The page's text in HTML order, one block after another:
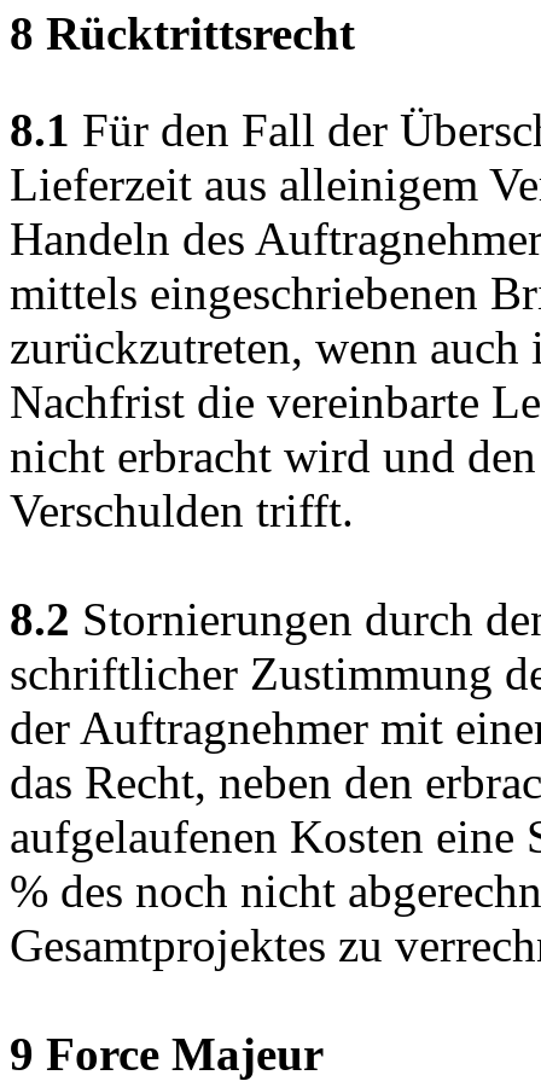
8 Rücktrittsrecht
8.1 Für den Fall der
Lieferzeit aus alleinigem
Handeln des
mittels eingeschriebenen
zurückzutreten, wenn auch
Nachfrist die vereinbarte
nicht erbracht wird und
Verschulden trifft.
8.2 Stornierungen durch
schriftlicher Zustimmung
der Auftragnehmer mit
das Recht, neben den
aufgelaufenen Kosten
% des noch nicht
Gesamtprojektes zu
9 Force Majeur